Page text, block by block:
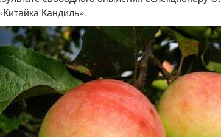
Кандиль».